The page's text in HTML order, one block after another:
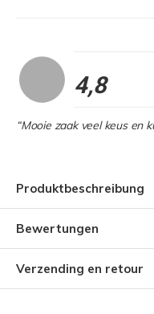
4,8
“Mooie zaak veel keus en
Produktbeschreibung
Bewertungen
Verzending en retour